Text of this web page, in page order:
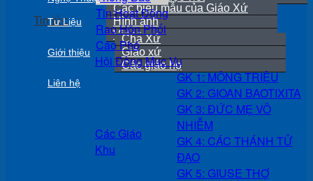
Tư Liệu
Các biểu mẫu của Giáo Xứ
Hình ảnh
Video
Giới thiệu
Cha Xứ
Giáo xứ
Các giáo họ
Liên hệ
Tin tức
Tin Hoạt Động
Rao Hôn Phối
Cáo Phó
Hội Đồng Mục Vụ
Các Giáo
Khu
GK 1: MÔNG TRIỆU
GK 2: GIOAN BAOTIXITA
GK 3: ĐỨC MẸ VÔ
NHIỄM
GK 4: CÁC THÁNH TỬ
ĐẠO
GK 5: GIUSE THỢ